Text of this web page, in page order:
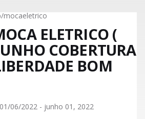
mocaeletrico
ELETRICO (
COBERTURA
BOM
01/06/2022 - junho 01, 2022